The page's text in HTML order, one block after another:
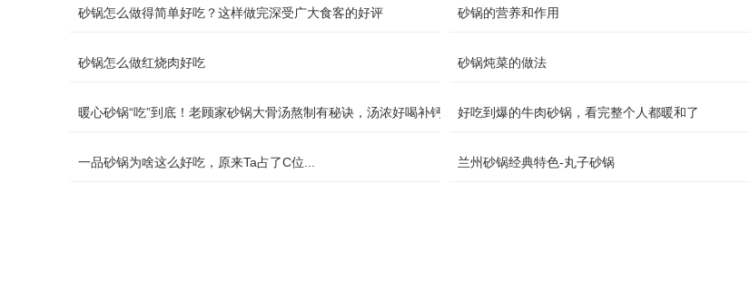
砂锅怎么做得简单好吃？这样做完深受广大食客的好评 砂锅的营养和作用
砂锅怎么做红烧肉好吃 砂锅炖菜的做法
暖心砂锅“吃”到底！老顾家砂锅大骨汤熬制有秘诀，汤浓好喝补钙！ 好吃到爆的牛肉砂锅，看完整个人都暖和了
一品砂锅为啥这么好吃，原来Ta占了C位... 兰州砂锅经典特色-丸子砂锅